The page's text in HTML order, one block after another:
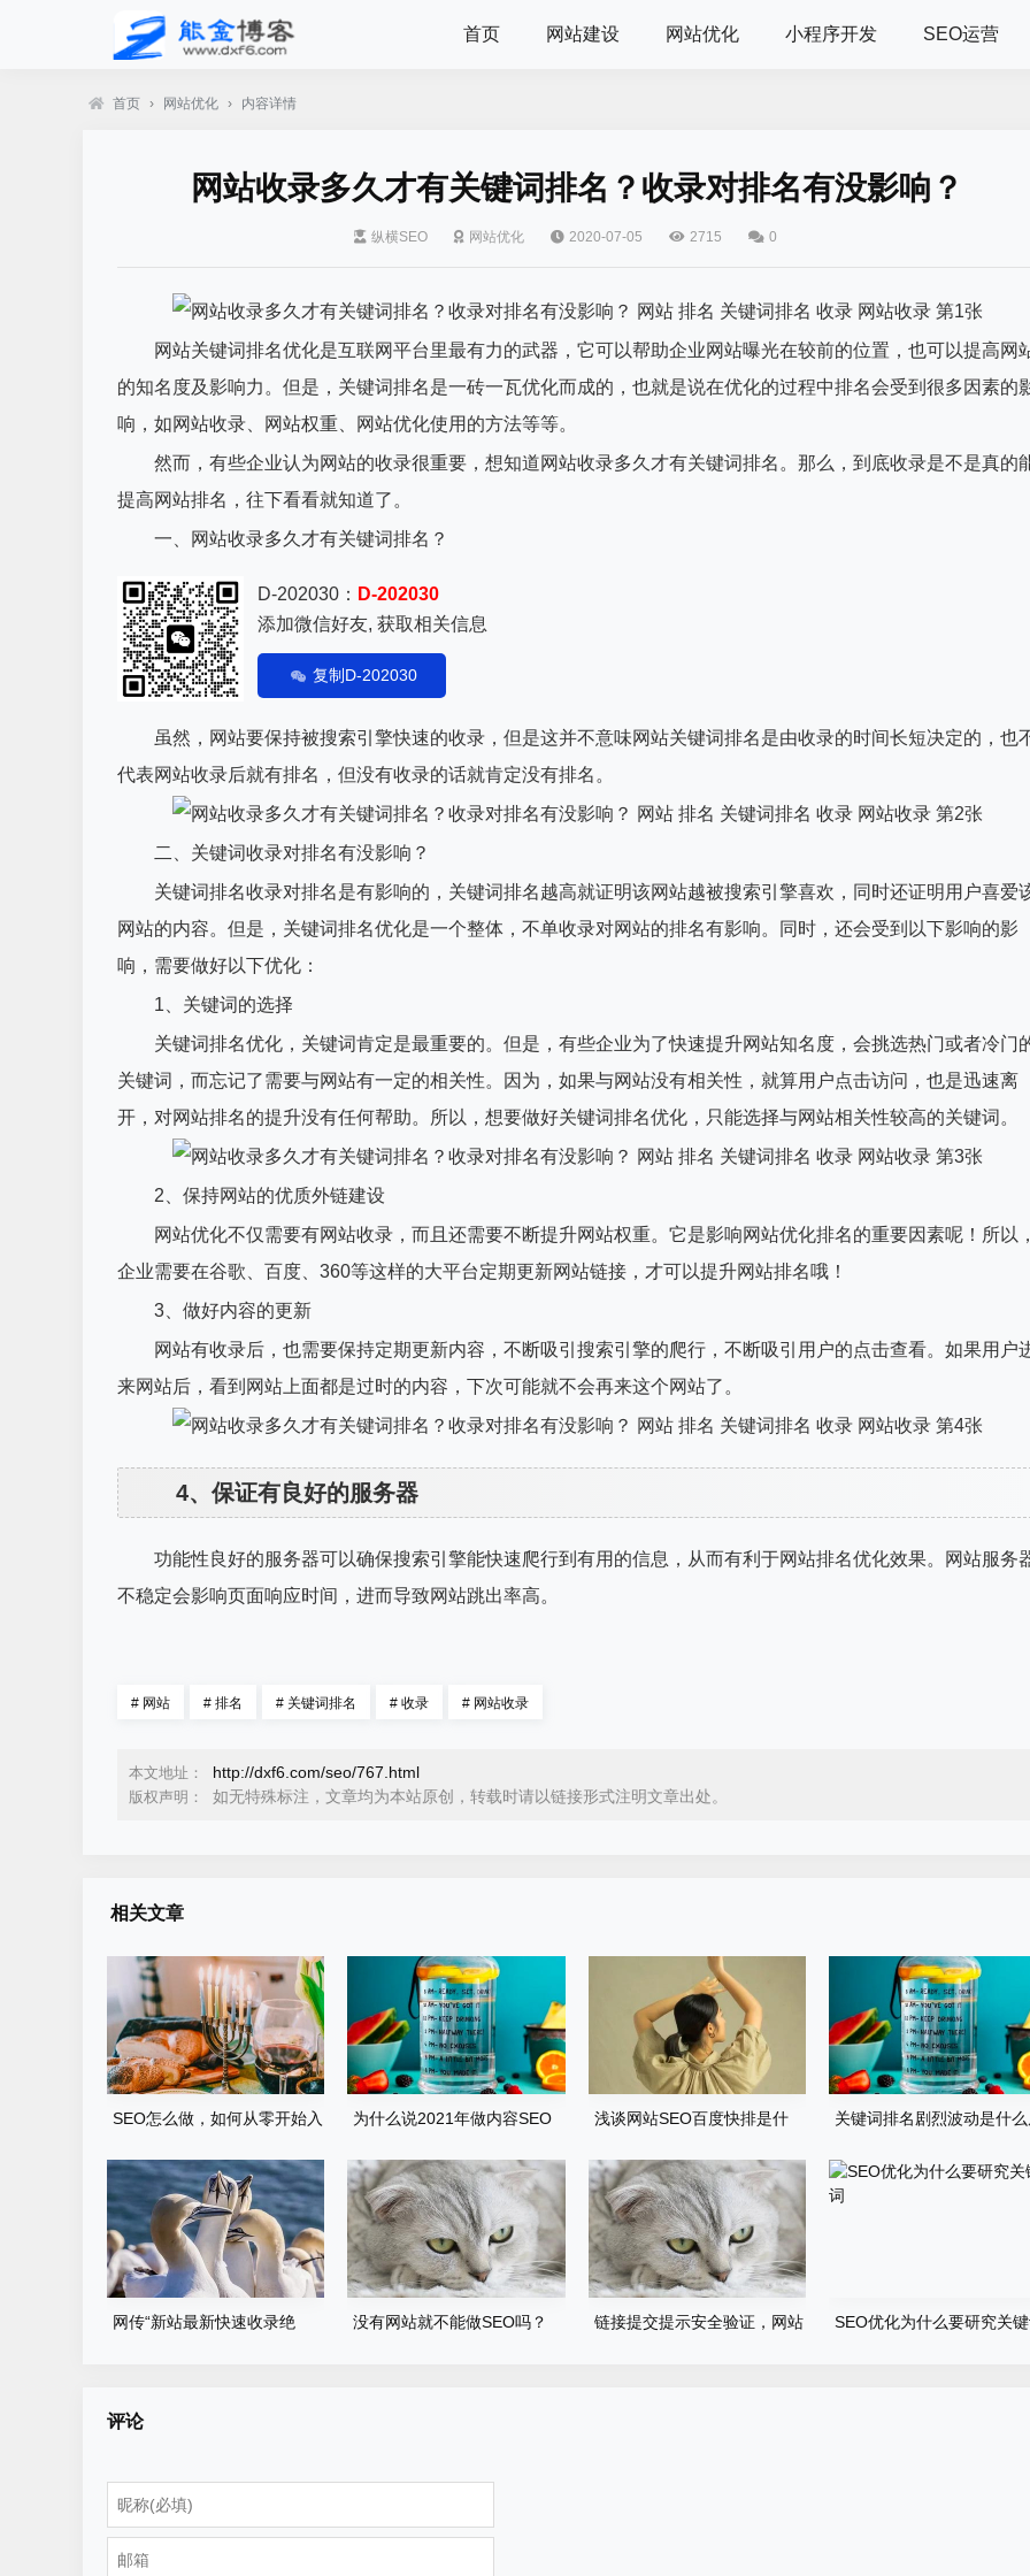
首页 网站建设 网站优化 小程序开发 SEO运营
首页 › 网站优化 › 内容详情
网站收录多久才有关键词排名？收录对排名有没影响？
纵横SEO 网站优化 2020-07-05 2715 0
网站关键词排名优化是互联网平台里最有力的武器，它可以帮助企业网站曝光在较前的位置，也可以提高网
的知名度及影响力。但是，关键词排名是一砖一瓦优化而成的，也就是说在优化的过程中排名会受到很多因素的
响，如网站收录、网站权重、网站优化使用的方法等等。
然而，有些企业认为网站的收录很重要，想知道网站收录多久才有关键词排名。那么，到底收录是不是真的
提高网站排名，往下看看就知道了。
一、网站收录多久才有关键词排名？
D-202030： D-202030
添加微信好友, 获取相关信息
复制D-202030
虽然，网站要保持被搜索引擎快速的收录，但是这并不意味网站关键词排名是由收录的时间长短决定的，也
代表网站收录后就有排名，但没有收录的话就肯定没有排名。
二、关键词收录对排名有没影响？
关键词排名收录对排名是有影响的，关键词排名越高就证明该网站越被搜索引擎喜欢，同时还证明用户喜爱
网站的内容。但是，关键词排名优化是一个整体，不单收录对网站的排名有影响。同时，还会受到以下影响的影
响，需要做好以下优化：
1、关键词的选择
关键词排名优化，关键词肯定是最重要的。但是，有些企业为了快速提升网站知名度，会挑选热门或者冷门
关键词，而忘记了需要与网站有一定的相关性。因为，如果与网站没有相关性，就算用户点击访问，也是迅速离
开，对网站排名的提升没有任何帮助。所以，想要做好关键词排名优化，只能选择与网站相关性较高的关键词。
2、保持网站的优质外链建设
网站优化不仅需要有网站收录，而且还需要不断提升网站权重。它是影响网站优化排名的重要因素呢！所以
企业需要在谷歌、百度、360等这样的大平台定期更新网站链接，才可以提升网站排名哦！
3、做好内容的更新
网站有收录后，也需要保持定期更新内容，不断吸引搜索引擎的爬行，不断吸引用户的点击查看。如果用户
来网站后，看到网站上面都是过时的内容，下次可能就不会再来这个网站了。
4、保证有良好的服务器
功能性良好的服务器可以确保搜索引擎能快速爬行到有用的信息，从而有利于网站排名优化效果。网站服务
不稳定会影响页面响应时间，进而导致网站跳出率高。
# 网站 # 排名 # 关键词排名 # 收录 # 网站收录
本文地址： http://dxf6.com/seo/767.html
版权声明： 如无特殊标注，文章均为本站原创，转载时请以链接形式注明文章出处。
相关文章
SEO怎么做，如何从零开始入
为什么说2021年做内容SEO
浅谈网站SEO百度快排是什
关键词排名剧烈波动是什
网传“新站最新快速收录绝
没有网站就不能做SEO吗？
链接提交提示安全验证，网站
SEO优化为什么要研究关
评论